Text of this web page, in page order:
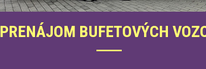
PRENÁJOM BUFETOVÝCH